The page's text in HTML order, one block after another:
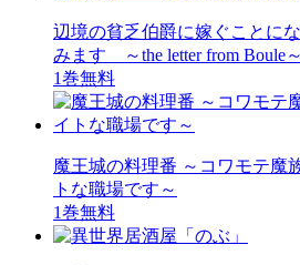
辺境の貧乏伯爵に嫁ぐことに
みます ～the letter from Boule～
1巻無料
魔王城の料理番 ～コワモテ魔
トな職場です～
1巻無料